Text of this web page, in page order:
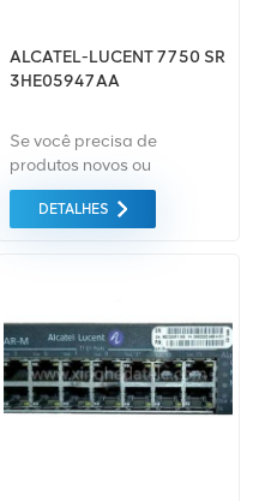
ALCATEL-LUCENT 7750 SR
3HE05947AA
Se você precisa de
produtos novos ou
renovados, leva em
consideração garantia
são fornecidos ao melhor
DETALHES